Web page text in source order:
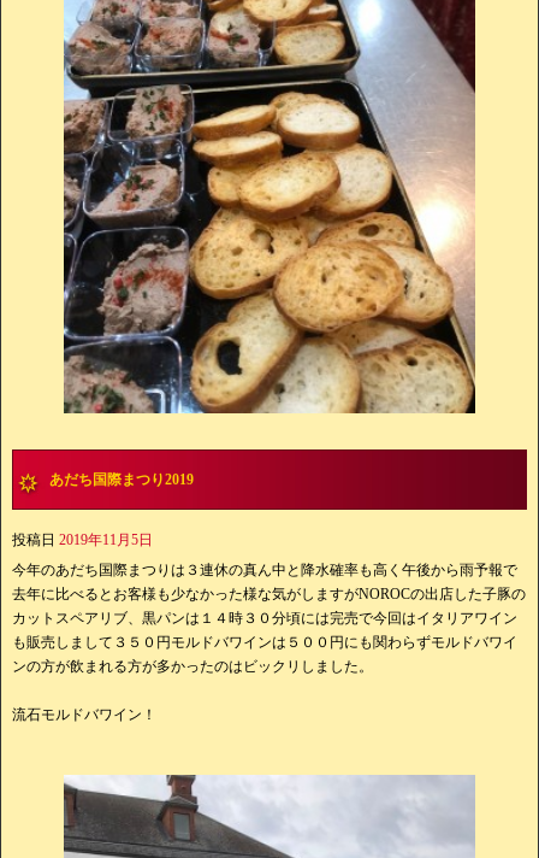
あだち国際まつり2019
投稿日 2019年11月5日
今年のあだち国際まつりは３連休の真ん中と降水確率も高く午後から雨予報で
去年に比べるとお客様も少なかった様な気がしますがNOROCの出店した子豚の
カットスペアリブ、黒パンは１４時３０分頃には完売で今回はイタリアワイン
も販売しまして３５０円モルドバワインは５００円にも関わらずモルドバワイ
ンの方が飲まれる方が多かったのはビックリしました。
流石モルドバワイン！